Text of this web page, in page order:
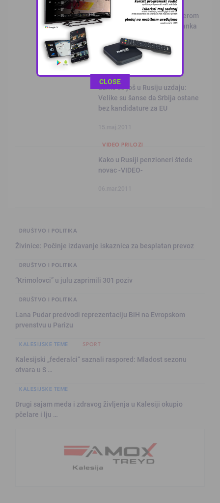
VIDEO / Skandal u Rusiji:
Potvrđen napad elektrošokerom
na srbijanskog fudbalera Danka
Lazovića
19.jun.2011
KALESIJSKE TEME
Samo se još u Rusiju uzdaju:
Velike su šanse da Srbija ostane
bez kandidature za EU
VIDEO PRILOZI
Kako u Rusiji penzioneri štede
novac -VIDEO-
DRUŠTVO I POLITIKA
Živinice: Počinje izdavanje iskaznica za besplatan prevoz
DRUŠTVO I POLITIKA
“Krimolovci” u julu zaprimili 301 poziv
DRUŠTVO I POLITIKA
Lana Pudar predvodi reprezentaciju BiH na Evropskom
prvenstvu u Parizu
KALESIJSKE TEME SPORT
Kalesijski „federalci“ saznali raspored: Mladost sezonu
otvara u S …
KALESIJSKE TEME
Drugi sajam meda i zdravog življenja u Kalesiji okupio
pčelare i lju …
This popup will close in:
CLOSE